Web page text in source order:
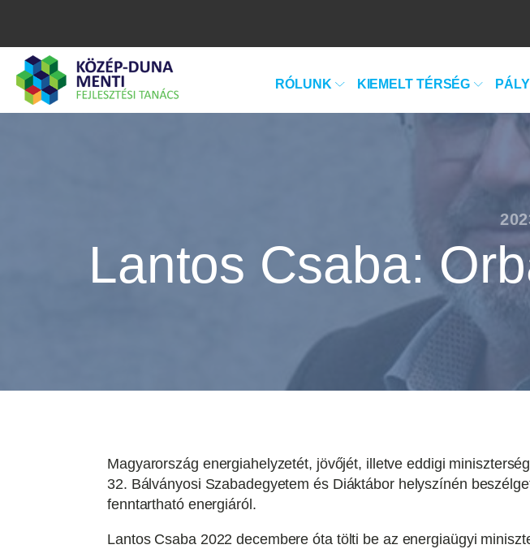
RÓLUNK KIEMELT TÉRSÉG
Lantos Csaba:
Magyarország energiahelyzetét, jövőjét, illetve eddigi
32. Bálványosi Szabadegyetem és Diáktábor helyszínén
fenntartható energiáról.
Lantos Csaba 2022 decembere óta tölti be az energiaügyi